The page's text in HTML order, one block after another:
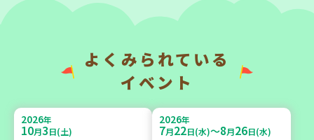
（第4木曜日に開催）
成講座
ボランティア
10月6日(火) 9月6日(日)
よくみられている
イベント
2026年
10月3日(土)
2026年
7月22日(水)～8月26日(水)